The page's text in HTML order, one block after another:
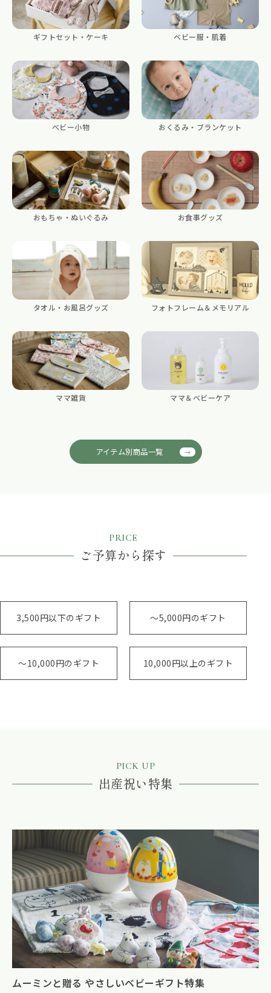
ギフトセット・ケーキ ベビー服・肌着
ベビー小物 おくるみ・ブランケット
おもちゃ・ぬいぐるみ お食事グッズ
タオル・お風呂グッズ フォトフレーム＆メモリアル
ママ雑貨 ママ＆ベビーケア
アイテム別商品一覧
PRICE
ご予算から探す
3,500円以下のギフト ～5,000円のギフト
～10,000円のギフト 10,000円以上のギフト
PICK UP
出産祝い特集
ムーミンと贈る やさしいベビーギフト特集